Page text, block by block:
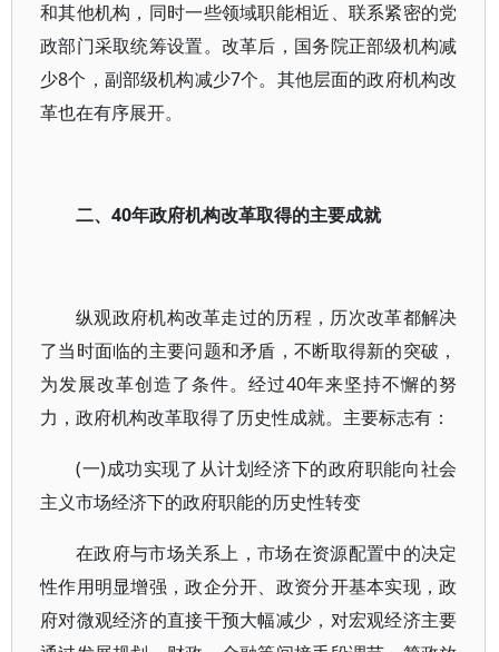
和其他机构，同时一些领域职能相近、联系紧密的党
政部门采取统筹设置。改革后，国务院正部级机构减
少8个，副部级机构减少7个。其他层面的政府机构改
革也在有序展开。
二、40年政府机构改革取得的主要成就
纵观政府机构改革走过的历程，历次改革都解决
了当时面临的主要问题和矛盾，不断取得新的突破，
为发展改革创造了条件。经过40年来坚持不懈的努
力，政府机构改革取得了历史性成就。主要标志有：
(一)成功实现了从计划经济下的政府职能向社会
主义市场经济下的政府职能的历史性转变
在政府与市场关系上，市场在资源配置中的决定
性作用明显增强，政企分开、政资分开基本实现，政
府对微观经济的直接干预大幅减少，对宏观经济主要